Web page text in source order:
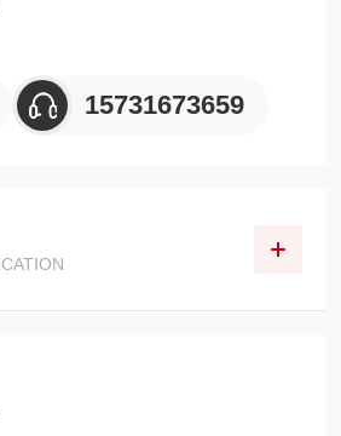
15731673659